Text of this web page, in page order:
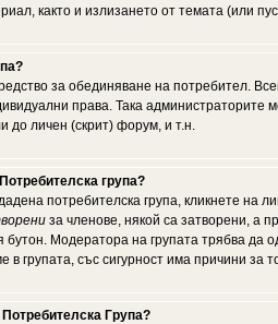
както и излизането от темата (или
за обединяване на потребител.
права. Така
до личен (скрит) форум, и т.н.
група?
потребителска група, кликнете на
за членове, някой са затворени, а
бутон. Модератора на групата трябва
в групата, със сигурност има причини за
Група?